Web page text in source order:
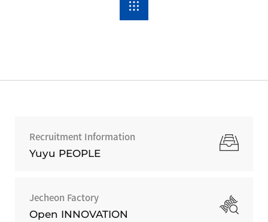
Recruitment Information
Yuyu PEOPLE
Jecheon Factory
Open INNOVATION